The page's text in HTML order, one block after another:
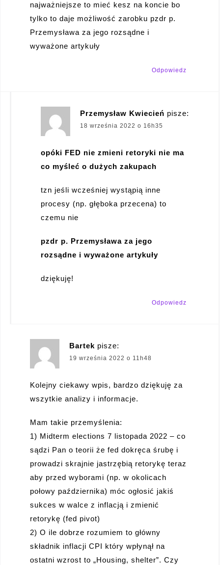
najważniejsze to mieć kesz na koncie bo
tylko to daje możliwość zarobku pzdr p.
Przemysława za jego rozsądne i
wyważone artykuły
Odpowiedz
Przemysław Kwiecień pisze:
18 września 2022 o 16h35
opóki FED nie zmieni retoryki nie ma
co myśleć o dużych zakupach
tzn jeśli wcześniej wystąpią inne
procesy (np. głęboka przecena) to
czemu nie
pzdr p. Przemysława za jego
rozsądne i wyważone artykuły
dziękuję!
Odpowiedz
Bartek pisze:
19 września 2022 o 11h48
Kolejny ciekawy wpis, bardzo dziękuję za
wszytkie analizy i informacje.
Mam takie przemyślenia:
1) Midterm elections 7 listopada 2022 – co
sądzi Pan o teorii że fed dokręca śrubę i
prowadzi skrajnie jastrzębią retorykę teraz
aby przed wyborami (np. w okolicach
połowy października) móc ogłosić jakiś
sukces w walce z inflacją i zmienić
retorykę (fed pivot)
2) O ile dobrze rozumiem to główny
składnik inflacji CPI który wpłynął na
ostatni wzrost to „Housing, shelter”. Czy